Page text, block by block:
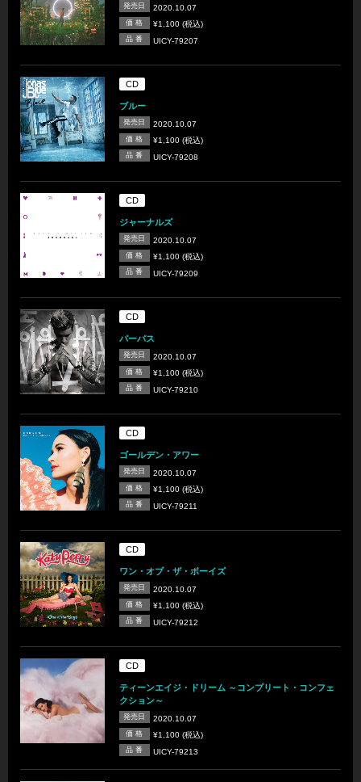
発売日 2020.10.07
価 格 ¥1,100 (税込)
品 番 UICY-79207
CD
ブルー
発売日 2020.10.07
価 格 ¥1,100 (税込)
品 番 UICY-79208
CD
ジャーナルズ
発売日 2020.10.07
価 格 ¥1,100 (税込)
品 番 UICY-79209
CD
パーパス
発売日 2020.10.07
価 格 ¥1,100 (税込)
品 番 UICY-79210
CD
ゴールデン・アワー
発売日 2020.10.07
価 格 ¥1,100 (税込)
品 番 UICY-79211
CD
ワン・オブ・ザ・ボーイズ
発売日 2020.10.07
価 格 ¥1,100 (税込)
品 番 UICY-79212
CD
ティーンエイジ・ドリーム ～コンプリート・コンフェ
クション～
発売日 2020.10.07
価 格 ¥1,100 (税込)
品 番 UICY-79213